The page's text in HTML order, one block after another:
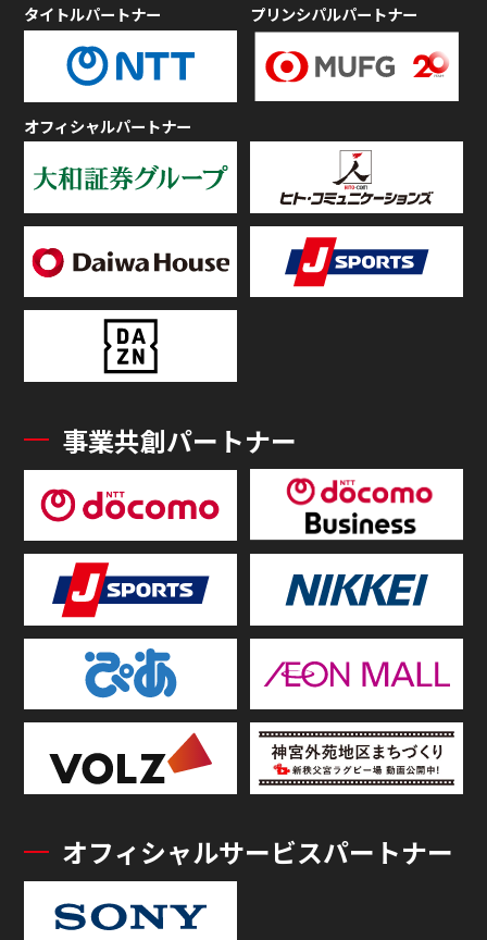
タイトルパートナー プリンシパルパートナー
オフィシャルパートナー
事業共創パートナー
オフィシャルサービスパートナー